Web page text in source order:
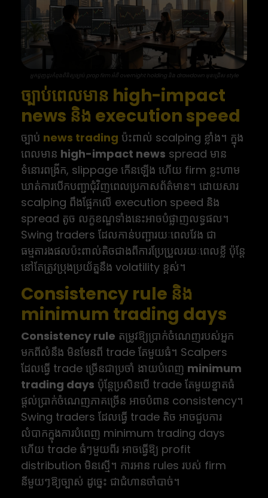
អ្នកជួញដូរកំពុងពិនិត្យច្បាប់ prop firm អំពី overnight holding និង drawdown មុនជ្រើស style
ច្បាប់ពេលមាន high-impact
news និង execution speed
ច្បាប់ news trading ប៉ះពាល់ scalping ខ្លាំង។ ក្នុង
ពេលមាន high-impact news spread មាន
ទំនោរពង្រីក, slippage កើនឡើង ហើយ firm ខ្លះហាម
ឃាត់ការបើកបញ្ជាជុំវិញពេលប្រកាសព័ត៌មាន។ ដោយសារ
scalping ពឹងផ្អែកលើ execution speed និង
spread តូច លក្ខខណ្ឌទាំងនេះអាចបំផ្លាញលទ្ធផល។
Swing traders ដែលកាន់បញ្ជារយៈពេលវែង ជា
ធម្មតារងផលប៉ះពាល់តិចជាងពីការប្រែប្រួលរយៈពេលខ្លី ប៉ុន្តែ
នៅតែត្រូវប្រុងប្រយ័ត្ននឹង volatility ខ្ពស់។
Consistency rule និង
minimum trading days
Consistency rule តម្រូវឱ្យប្រាក់ចំណេញរបស់អ្នក
មកពីលំនឹង មិនមែនពី trade តែមួយធំ។ Scalpers
ដែលធ្វើ trade ច្រើនជាប្រចាំ ងាយបំពេញ minimum
trading days ប៉ុន្តែប្រសិនបើ trade តែមួយខ្នាតធំ
ផ្តល់ប្រាក់ចំណេញភាគច្រើន អាចបំពាន consistency។
Swing traders ដែលធ្វើ trade តិច អាចជួបការ
លំបាកក្នុងការបំពេញ minimum trading days
ហើយ trade ធំៗមួយពីរ អាចធ្វើឱ្យ profit
distribution មិនស្មើ។ ការអាន rules របស់ firm
នីមួយៗឱ្យច្បាស់ ដូច្នេះ ជាជំហានចាំបាច់។